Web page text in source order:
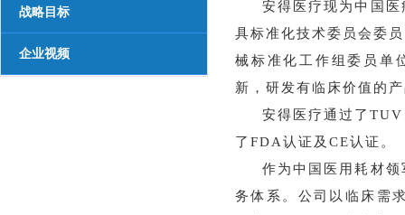
战略目标
企业视频
安得医疗现为中国
具标准化技术委员会委
械标准化工作组委员单
新，研发有临床价值的
安得医疗通过了
了FDA认证及CE认证。
作为中国医用耗材
务体系。公司以临床需